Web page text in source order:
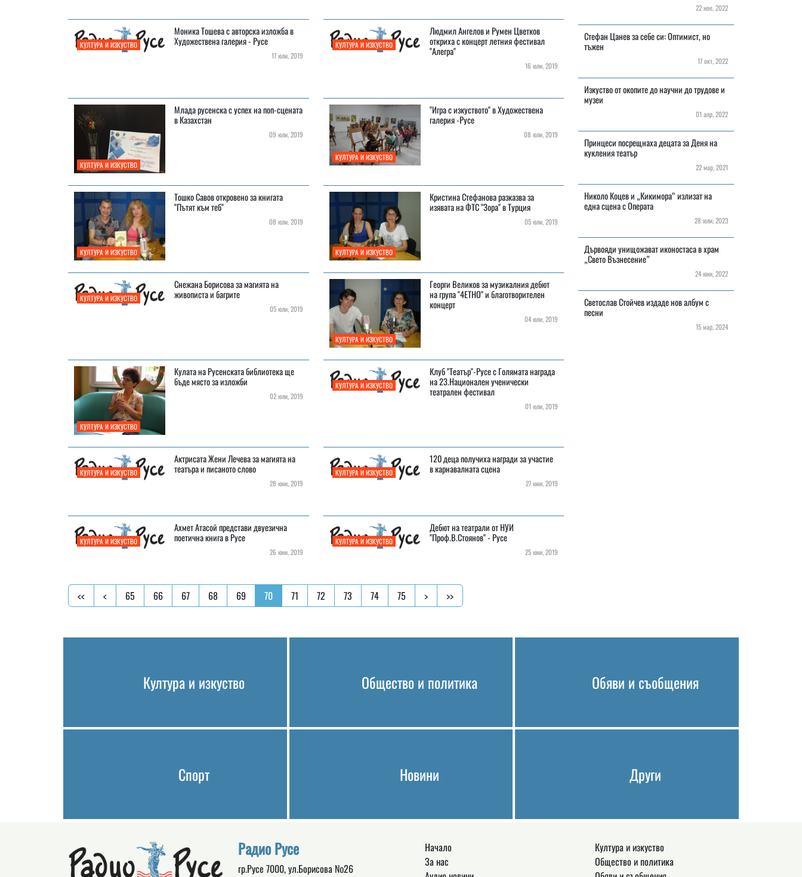
КУЛТУРА И ИЗКУСТВО
Моника Тошева с авторска изложба в
Художествена галерия - Русе
17 юли, 2019
КУЛТУРА И ИЗКУСТВО
Людмил Ангелов и Румен Цветков
откриха с концерт летния фестивал
"Алегра"
16 юли, 2019
КУЛТУРА И ИЗКУСТВО
Млада русенска с успех на поп-сцената
в Казахстан
09 юли, 2019
КУЛТУРА И ИЗКУСТВО
"Игра с изкуството" в Художествена
галерия -Русе
08 юли, 2019
КУЛТУРА И ИЗКУСТВО
Тошко Савов откровено за книгата
"Пътят към теб"
08 юли, 2019
КУЛТУРА И ИЗКУСТВО
Кристина Стефанова разказва за
изявата на ФТС "Зора" в Турция
05 юли, 2019
КУЛТУРА И ИЗКУСТВО
Снежана Борисова за магията на
живописта и багрите
05 юли, 2019
КУЛТУРА И ИЗКУСТВО
Георги Великов за музикалния дебют
на група "4ЕТНО" и благотворителен
концерт
04 юли, 2019
КУЛТУРА И ИЗКУСТВО
Кулата на Русенската библиотека ще
бъде място за изложби
02 юли, 2019
КУЛТУРА И ИЗКУСТВО
Клуб "Театър"-Русе с Голямата награда
на 23.Национален ученически
театрален фестивал
01 юли, 2019
КУЛТУРА И ИЗКУСТВО
Актрисата Жени Лечева за магията на
театъра и писаното слово
28 юни, 2019
КУЛТУРА И ИЗКУСТВО
120 деца получиха награди за участие
в карнавалната сцена
27 юни, 2019
КУЛТУРА И ИЗКУСТВО
Ахмет Атасой представи двуезична
поетична книга в Русе
26 юни, 2019
КУЛТУРА И ИЗКУСТВО
Дебют на театрали от НУИ
"Проф.В.Стоянов" - Русе
25 юни, 2019
<< < 65 66 67 68 69 70 71 72 73 74 75 > >>
22 ное, 2022
Стефан Цанев за себе си: Оптимист, но
тъжен
17 окт, 2022
Изкуство от окопите до научни до трудове и
музеи
01 апр, 2022
Принцеси посрещнаха децата за Деня на
кукления театър
22 мар, 2021
Николо Коцев и „Кикимора“ излизат на
една сцена с Операта
28 юли, 2023
Дървояди унищожават иконостаса в храм
„Свето Възнесение”
24 юни, 2022
Светослав Стойчев издаде нов албум с
песни
15 мар, 2024
Култура и изкуство Общество и политика Обяви и съобщения
Спорт Новини Други
Радио Русе
гр.Русе 7000, ул.Борисова №26
Начало
За нас
Култура и изкуство
Общество и политика